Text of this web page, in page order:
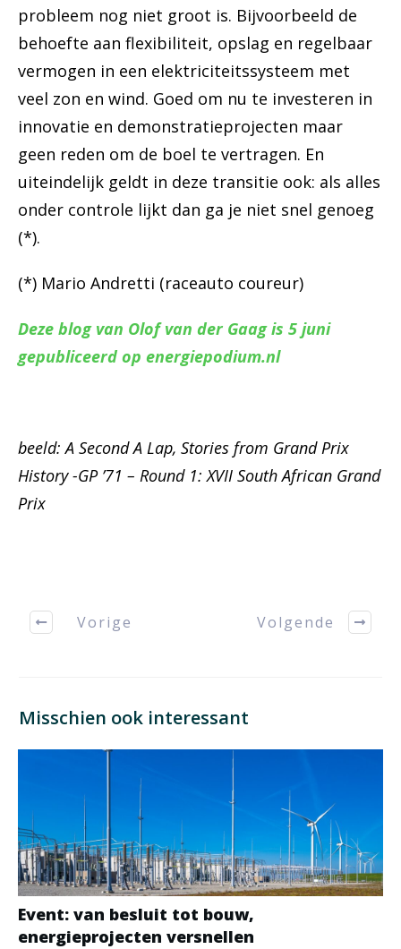
probleem nog niet groot is. Bijvoorbeeld de
behoefte aan flexibiliteit, opslag en regelbaar
vermogen in een elektriciteitssysteem met
veel zon en wind. Goed om nu te investeren in
innovatie en demonstratieprojecten maar
geen reden om de boel te vertragen. En
uiteindelijk geldt in deze transitie ook: als alles
onder controle lijkt dan ga je niet snel genoeg
(*).
(*) Mario Andretti (raceauto coureur)
Deze blog van Olof van der Gaag is 5 juni
gepubliceerd op energiepodium.nl
beeld: A Second A Lap, Stories from Grand Prix
History -GP ’71 – Round 1: XVII South African Grand
Prix
Vorige Volgende
Misschien ook interessant
Event: van besluit tot bouw,
energieprojecten versnellen